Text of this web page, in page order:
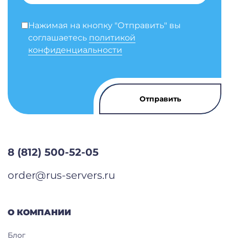
Нажимая на кнопку "Отправить" вы
соглашаетесь политикой
конфиденциальности
О КОМПАНИИ
Блог
8 (812) 500-52-05
order@rus-servers.ru